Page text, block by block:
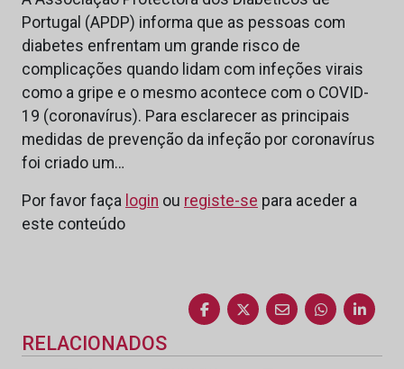
Portugal (APDP) informa que as pessoas com
diabetes enfrentam um grande risco de
complicações quando lidam com infeções virais
como a gripe e o mesmo acontece com o COVID-
19 (coronavírus). Para esclarecer as principais
medidas de prevenção da infeção por coronavírus
foi criado um…
Por favor faça login ou registe-se para aceder a
este conteúdo
RELACIONADOS